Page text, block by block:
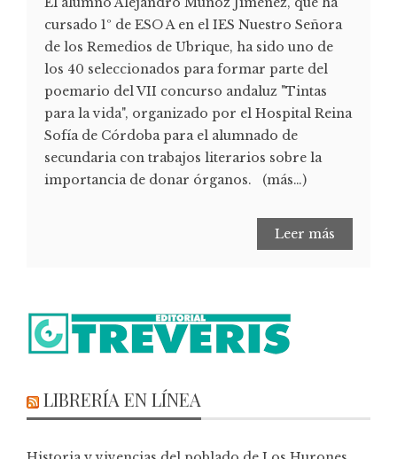
cursado 1º de ESO A en el IES Nuestro Señora
de los Remedios de Ubrique, ha sido uno de
los 40 seleccionados para formar parte del
poemario del VII concurso andaluz "Tintas
para la vida", organizado por el Hospital Reina
Sofía de Córdoba para el alumnado de
secundaria con trabajos literarios sobre la
importancia de donar órganos. (más…)
Leer más
LIBRERÍA EN LÍNEA